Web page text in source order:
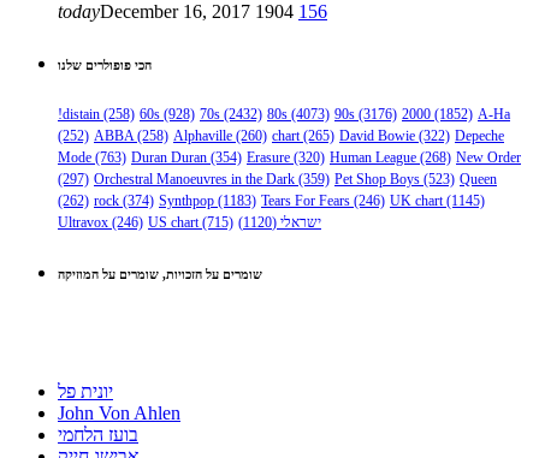
todayDecember 16, 2017 1904 156
הכי פופולרים שלנו
!distain (258) 60s (928) 70s (2432) 80s (4073) 90s (3176) 2000 (1852) A-Ha
(252) ABBA(258) Alphaville (260) chart(265) David Bowie (322) Depeche
Mode (763) Duran Duran (354) Erasure (320) Human League (268) New Order
(297) Orchestral Manoeuvres in the Dark (359) Pet Shop Boys (523) Queen
(262) rock (374) Synthpop (1183) Tears For Fears (246) UK chart(1145)
Ultravox (246) US chart(715) ישראלי (1120)
שומרים על הזכויות, שומרים על המוזיקה
יונית פל
John Von Ahlen
בועז הלחמי